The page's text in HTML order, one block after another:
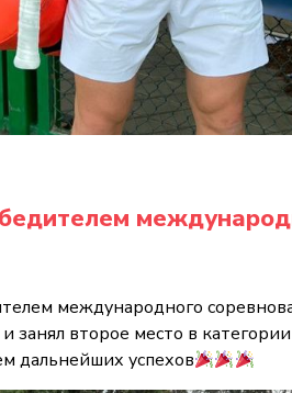
международного
занял второе место в
дальнейших успехов